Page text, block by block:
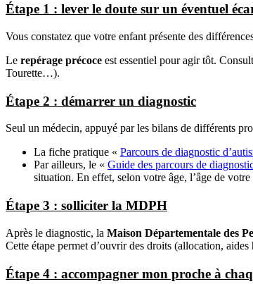
Étape 1 : lever le doute sur un éventuel
Vous constatez que votre enfant présente des
Le repérage précoce est essentiel pour agir tôt.
Tourette…).
Étape 2 : démarrer un diagnostic
Seul un médecin, appuyé par les bilans de différents
La fiche pratique « Parcours de diagnostic
Par ailleurs, le « Guide des parcours de
situation. En effet, selon votre âge, l’âge de
Étape 3 : solliciter la MDPH
Après le diagnostic, la Maison Départementale des
Cette étape permet d’ouvrir des droits (allocation,
Étape 4 : accompagner mon proche à